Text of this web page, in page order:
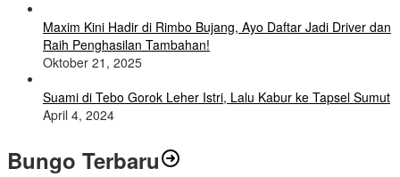
Maxim Kini Hadir di Rimbo Bujang, Ayo Daftar Jadi Driver dan
Raih Penghasilan Tambahan!
Oktober 21, 2025
Suami di Tebo Gorok Leher Istri, Lalu Kabur ke Tapsel Sumut
April 4, 2024
Bungo Terbaru